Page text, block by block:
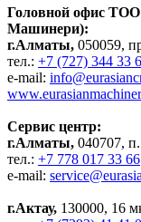
Головной офис ТОО
Машинери):
г.Алматы, 050059,
тел.: +7 (727) 344 33
e-mail:
Сервис центр:
г.Алматы, 040707,
тел.: +7 778 017 33 66
e-mail:
г.Актау, 130000, 16